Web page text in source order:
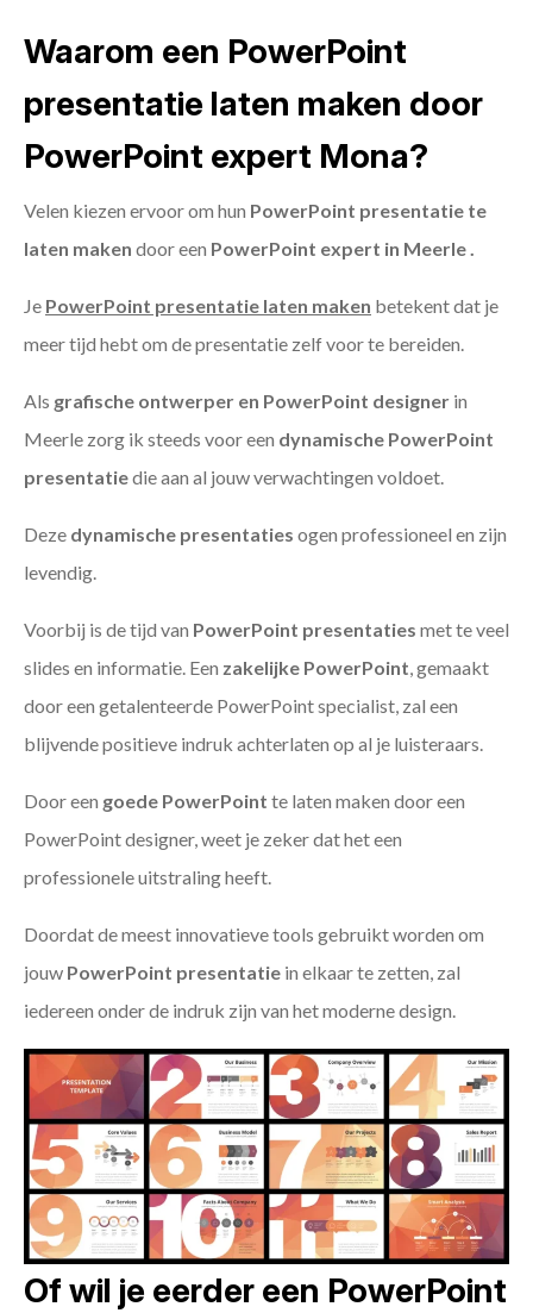
Waarom een PowerPoint
presentatie laten maken door
PowerPoint expert Mona?
Velen kiezen ervoor om hun PowerPoint presentatie te
laten maken door een PowerPoint expert in Meerle .
Je PowerPoint presentatie laten maken betekent dat je
meer tijd hebt om de presentatie zelf voor te bereiden.
Als grafische ontwerper en PowerPoint designer in
Meerle zorg ik steeds voor een dynamische PowerPoint
presentatiedie aan al jouw verwachtingen voldoet.
Deze dynamische presentaties ogen professioneel en zijn
levendig.
Voorbij is de tijd van PowerPoint presentaties met te veel
slides en informatie. Een zakelijke PowerPoint, gemaakt
door een getalenteerde PowerPoint specialist, zal een
blijvende positieve indruk achterlaten op al je luisteraars.
Door een goede PowerPoint te laten maken door een
PowerPoint designer, weet je zeker dat het een
professionele uitstraling heeft.
Doordat de meest innovatieve tools gebruikt worden om
jouw PowerPoint presentatie in elkaar te zetten, zal
iedereen onder de indruk zijn van het moderne design.
Of wil je eerder een PowerPoint